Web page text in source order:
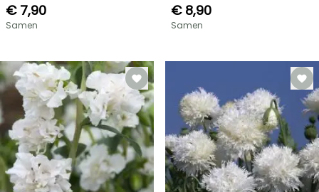
€ 7,90
Samen
€ 8,90
Samen